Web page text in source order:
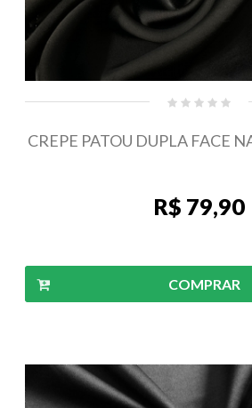
CREPE PATOU DUPLA FACE
R$ 79,90
COMPRAR